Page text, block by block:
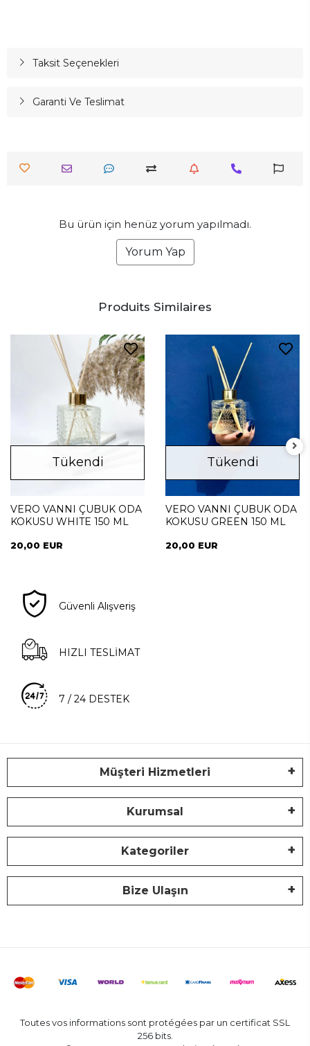
Taksit Seçenekleri
Garanti Ve Teslimat
Bu ürün için henüz yorum yapılmadı.
Yorum Yap
Produits Similaires
Tükendi
VERO VANNI ÇUBUK ODA
KOKUSU WHITE 150 ML
20,00 EUR
Tükendi
VERO VANNI ÇUBUK ODA
KOKUSU GREEN 150 ML
20,00 EUR
Güvenli Alışveriş
HIZLI TESLİMAT
7 / 24 DESTEK
Müşteri Hizmetleri
Kurumsal
Kategoriler
Bize Ulaşın
Toutes vos informations sont protégées par un certificat SSL
256 bits.